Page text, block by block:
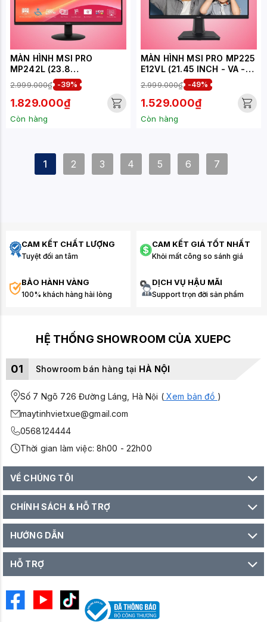
MÀN HÌNH MSI PRO
MP242L (23.8
INCH/FHD/IPS/100HZ/1MS)
2.999.000₫ -39%
1.829.000₫
Còn hàng
MÀN HÌNH MSI PRO MP225
E12VL (21.45 INCH - VA -
FHD - 120HZ - 1MS)
2.999.000₫ -49%
1.529.000₫
Còn hàng
1 2 3 4 5 6 7
CAM KẾT CHẤT LƯỢNG
Tuyệt đối an tâm
CAM KẾT GIÁ TỐT NHẤT
Khỏi mất công so sánh giá
BẢO HÀNH VÀNG
100% khách hàng hài lòng
DỊCH VỤ HẬU MÃI
Support trọn đời sản phẩm
HỆ THỐNG SHOWROOM CỦA XUEPC
01 Showroom bán hàng tại HÀ NỘI
Số 7 Ngõ 726 Đường Láng, Hà Nội (Xem bản đồ )
maytinhvietxue@gmail.com
0568124444
Thời gian làm việc: 8h00 - 22h00
VỀ CHÚNG TÔI
CHÍNH SÁCH & HỖ TRỢ
HƯỚNG DẪN
HỖ TRỢ